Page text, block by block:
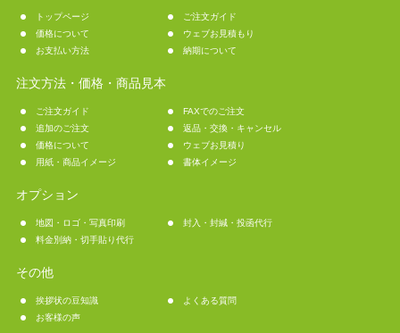
トップページ
ご注文ガイド
価格について
ウェブお見積もり
お支払い方法
納期について
注文方法・価格・商品見本
ご注文ガイド
FAXでのご注文
追加のご注文
返品・交換・キャンセル
価格について
ウェブお見積り
用紙・商品イメージ
書体イメージ
オプション
地図・ロゴ・写真印刷
封入・封緘・投函代行
料金別納・切手貼り代行
その他
挨拶状の豆知識
よくある質問
お客様の声